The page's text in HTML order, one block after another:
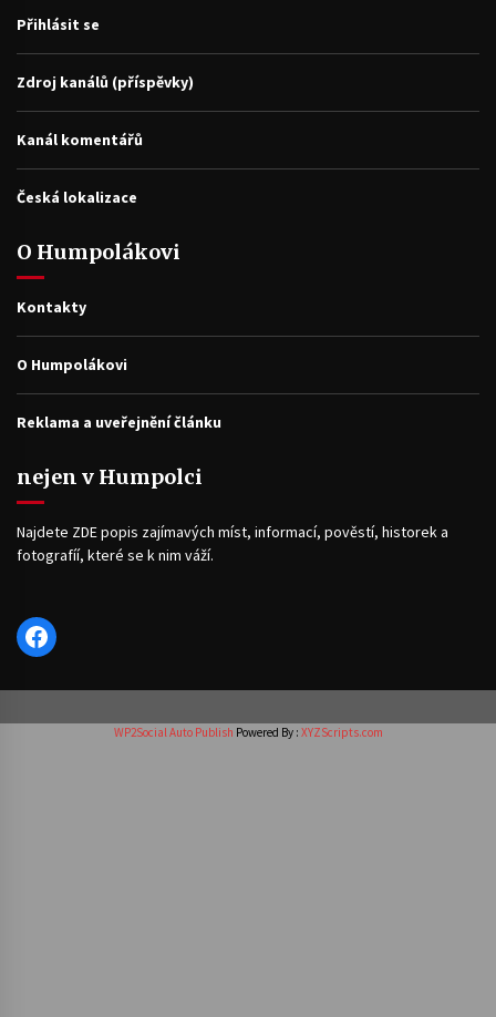
Přihlásit se
Zdroj kanálů (příspěvky)
Kanál komentářů
Česká lokalizace
O Humpolákovi
Kontakty
O Humpolákovi
Reklama a uveřejnění článku
nejen v Humpolci
Najdete ZDE popis zajímavých míst, informací, pověstí, historek a
fotografíí, které se k nim váží.
Facebook
WP2Social Auto Publish Powered By : XYZScripts.com